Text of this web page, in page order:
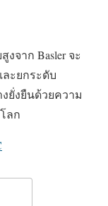
จาก Basler จะ
ะยกระดับ
ยั่งยืนด้วยความ
ลก